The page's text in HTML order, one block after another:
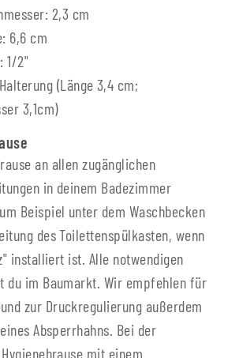
2,3 cm
6,6 cm
1/2"
(Länge 3,4 cm;
3,1cm)
an allen zugänglichen
in deinem Badezimmer
Beispiel unter dem Waschbecken
des Toilettenspülkasten, wenn
installiert ist. Alle notwendigen
du im Baumarkt. Wir empfehlen für
zur Druckregulierung außerdem
Absperrhahns. Bei der
mit einem